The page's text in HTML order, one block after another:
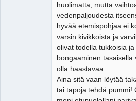
huolimatta, mutta
vedenpaljoudesta
hyvää etemispohjaa ei
varsin kivikkoista ja
olivat todella tukkoisia
bongaaminen
olla haastavaa.
Aina sitä vaan löytää
tai tapoja tehdä pummi!